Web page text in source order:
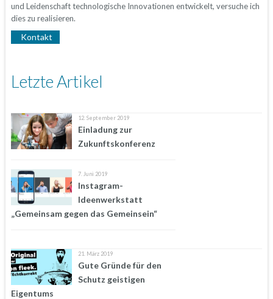
und Leidenschaft technologische Innovationen entwickelt, versuche ich
dies zu realisieren.
Kontakt
Letzte Artikel
12. September 2019
Einladung zur
Zukunftskonferenz
7. Juni 2019
Instagram-
Ideenwerkstatt
„Gemeinsam gegen das Gemeinsein“
21. März 2019
Gute Gründe für den
Schutz geistigen
Eigentums